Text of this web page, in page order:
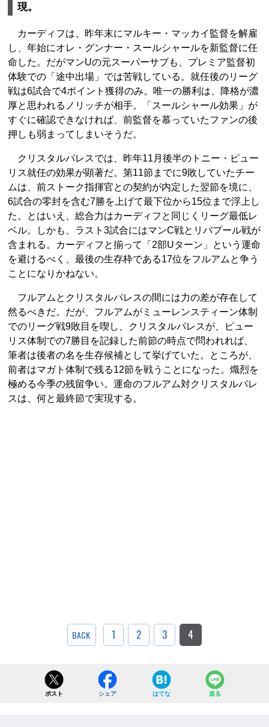
現。
カーディフは、昨年末にマルキー・マッカイ監督を解雇
し、年始にオレ・グンナー・スールシャールを新監督に任
命した。だがマンUの元スーパーサブも、プレミア監督初
体験での「途中出場」では苦戦している。就任後のリーグ
戦は6試合で4ポイント獲得のみ。唯一の勝利は、降格が濃
厚と思われるノリッチが相手。「スールシャール効果」が
すぐに確認できなければ、前監督を慕っていたファンの後
押しも弱まってしまいそうだ。
クリスタルパレスでは、昨年11月後半のトニー・ピュー
リス就任の効果が顕著だ。第11節までに9敗していたチー
ムは、前ストーク指揮官との契約が内定した翌節を境に、
6試合の零封を含む7勝を上げて最下位から15位まで浮上し
た。とはいえ、総合力はカーディフと同じくリーグ最低レ
ベル。しかも、ラスト3試合にはマンC戦とリバプール戦が
含まれる。カーディフと揃って「2部Uターン」という運命
を避けるべく、最後の生存枠である17位をフルアムと争う
ことになりかねない。
フルアムとクリスタルパレスの間には力の差が存在して
然るべきだ。だが、フルアムがミューレンスティーン体制
でのリーグ戦9敗目を喫し、クリスタルパレスが、ピュー
リス体制での7勝目を記録した前節の時点で問われれば、
筆者は後者の名を生存候補として挙げていた。ところが、
前者はマガト体制で残る12節を戦うことになった。熾烈を
極める今季の残留争い。運命のフルアム対クリスタルパレ
スは、何と最終節で実現する。
BACK 1 2 3 4
ポスト シェア はてな 送る